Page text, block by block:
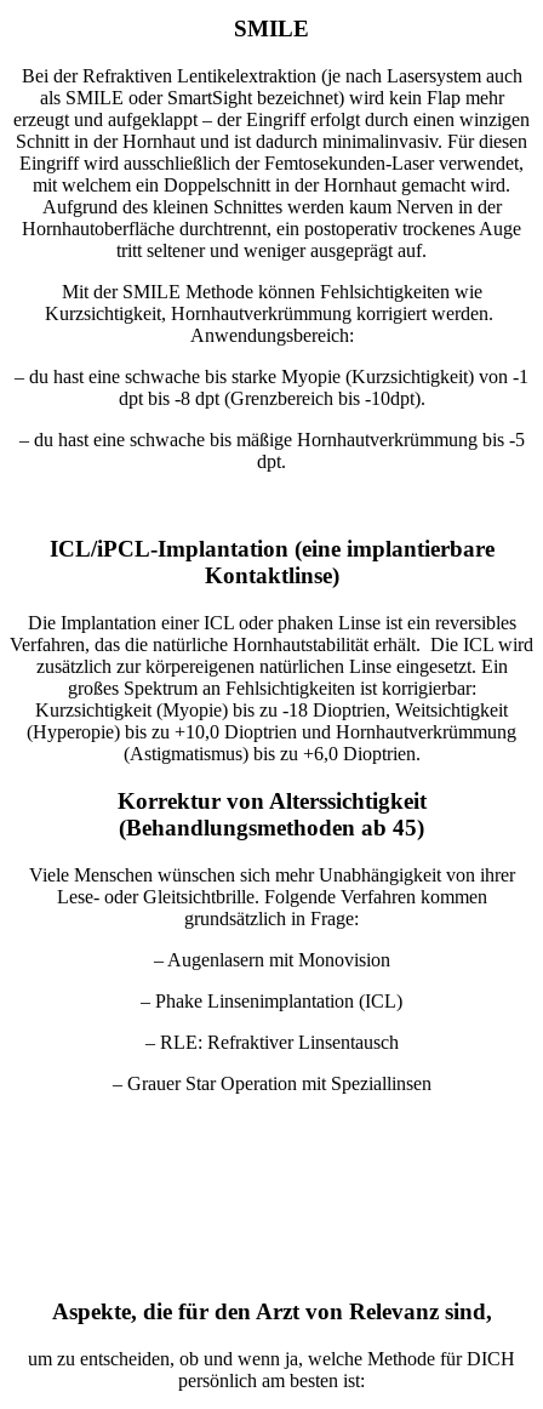
SMILE
Bei der Refraktiven Lentikelextraktion (je nach Lasersystem auch
als SMILE oder SmartSight bezeichnet) wird kein Flap mehr
erzeugt und aufgeklappt – der Eingriff erfolgt durch einen winzigen
Schnitt in der Hornhaut und ist dadurch minimalinvasiv. Für diesen
Eingriff wird ausschließlich der Femtosekunden-Laser verwendet,
mit welchem ein Doppelschnitt in der Hornhaut gemacht wird.
Aufgrund des kleinen Schnittes werden kaum Nerven in der
Hornhautoberfläche durchtrennt, ein postoperativ trockenes Auge
tritt seltener und weniger ausgeprägt auf.
Mit der SMILE Methode können Fehlsichtigkeiten wie
Kurzsichtigkeit, Hornhautverkrümmung korrigiert werden.
Anwendungsbereich:
– du hast eine schwache bis starke Myopie (Kurzsichtigkeit) von -1
dpt bis -8 dpt (Grenzbereich bis -10dpt).
– du hast eine schwache bis mäßige Hornhautverkrümmung bis -5
dpt.
ICL/iPCL-Implantation (eine implantierbare
Kontaktlinse)
Die Implantation einer ICL oder phaken Linse ist ein reversibles
Verfahren, das die natürliche Hornhautstabilität erhält. Die ICL wird
zusätzlich zur körpereigenen natürlichen Linse eingesetzt. Ein
großes Spektrum an Fehlsichtigkeiten ist korrigierbar:
Kurzsichtigkeit (Myopie) bis zu -18 Dioptrien, Weitsichtigkeit
(Hyperopie) bis zu +10,0 Dioptrien und Hornhautverkrümmung
(Astigmatismus) bis zu +6,0 Dioptrien.
Korrektur von Alterssichtigkeit
(Behandlungsmethoden ab 45)
Viele Menschen wünschen sich mehr Unabhängigkeit von ihrer
Lese- oder Gleitsichtbrille. Folgende Verfahren kommen
grundsätzlich in Frage:
– Augenlasern mit Monovision
– Phake Linsenimplantation (ICL)
– RLE: Refraktiver Linsentausch
– Grauer Star Operation mit Speziallinsen
Aspekte, die für den Arzt von Relevanz sind,
um zu entscheiden, ob und wenn ja, welche Methode für DICH
persönlich am besten ist: